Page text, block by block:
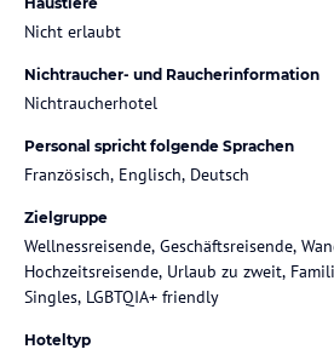
Nicht erlaubt
Nichtraucher- und Raucherinformation
Nichtraucherhotel
Personal spricht folgende Sprachen
Französisch, Englisch, Deutsch
Zielgruppe
Wellnessreisende, Geschäftsreisende,
Hochzeitsreisende, Urlaub zu zweit,
Singles, LGBTQIA+ friendly
Hoteltyp